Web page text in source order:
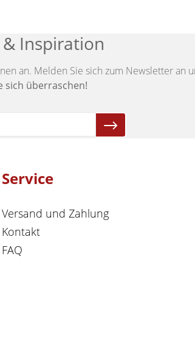
Inspiration
an. Melden Sie sich zum Newsletter an
sich überraschen!
Service
Versand und Zahlung
Kontakt
FAQ